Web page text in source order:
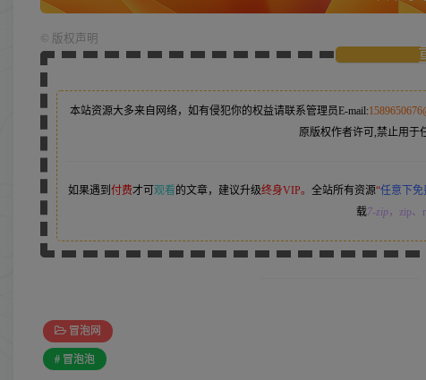
版权声明
本站资源大多来自网络，如有侵犯你的权益请联系管理员E-mail:
原版权作者许可,禁止用于
如果遇到 付费才可观看的文章，建议升级终身VIP。 全站所有资源“任意下免
载7-zip，zip、
冒泡网
# 冒泡泡